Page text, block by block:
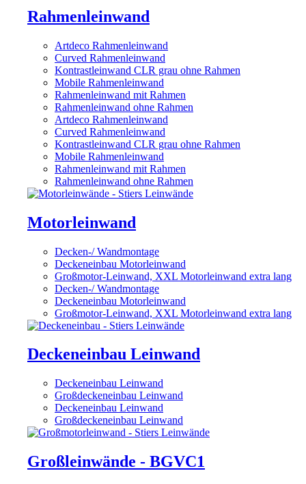
Rahmenleinwand
Artdeco Rahmenleinwand
Curved Rahmenleinwand
Kontrastleinwand CLR grau ohne Rahmen
Mobile Rahmenleinwand
Rahmenleinwand mit Rahmen
Rahmenleinwand ohne Rahmen
Artdeco Rahmenleinwand
Curved Rahmenleinwand
Kontrastleinwand CLR grau ohne Rahmen
Mobile Rahmenleinwand
Rahmenleinwand mit Rahmen
Rahmenleinwand ohne Rahmen
Motorleinwand
Decken-/ Wandmontage
Deckeneinbau Motorleinwand
Großmotor-Leinwand, XXL Motorleinwand extra lang
Decken-/ Wandmontage
Deckeneinbau Motorleinwand
Großmotor-Leinwand, XXL Motorleinwand extra lang
Deckeneinbau Leinwand
Deckeneinbau Leinwand
Großdeckeneinbau Leinwand
Deckeneinbau Leinwand
Großdeckeneinbau Leinwand
Großleinwände - BGVC1